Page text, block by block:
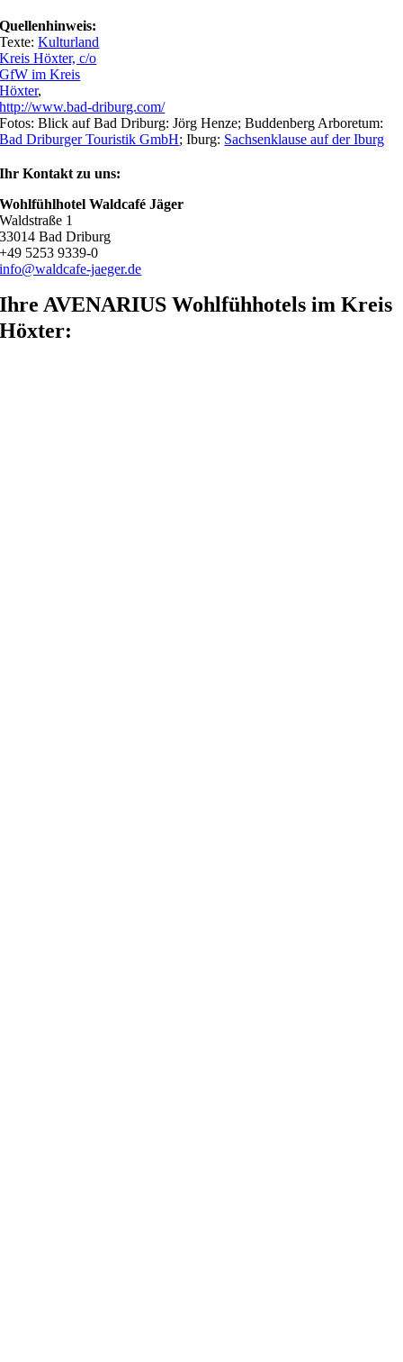
Quellenhinweis:
Texte:Kulturland
Kreis Höxter, c/o
GfW im Kreis
Höxter,
http://www.bad-driburg.com/
Fotos: Blick auf Bad Driburg: Jörg Henze; Buddenberg Arboretum:
Bad Driburger Touristik GmbH; Iburg: Sachsenklause auf der Iburg
Ihr Kontakt zu uns:
Wohlfühlhotel Waldcafé Jäger
Waldstraße 1
33014 Bad Driburg
+49 5253 9339-0
info@waldcafe-jaeger.de
Ihre AVENARIUS Wohlfühhotels im Kreis
Höxter: